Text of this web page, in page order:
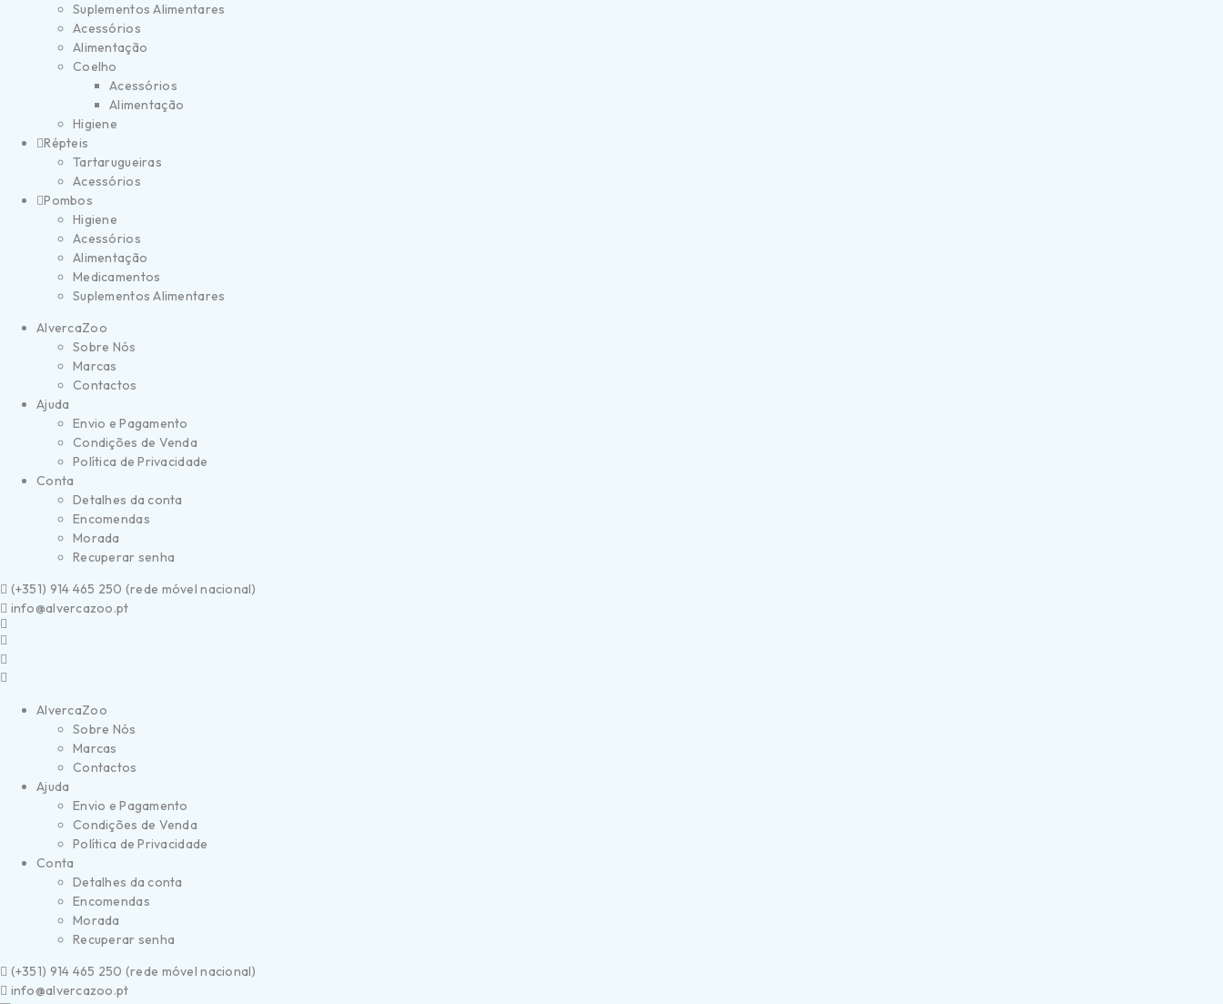
Suplementos Alimentares
Acessórios
Alimentação
Coelho
Acessórios
Alimentação
Higiene
Répteis
Tartarugueiras
Acessórios
Pombos
Higiene
Acessórios
Alimentação
Medicamentos
Suplementos Alimentares
AlvercaZoo
Sobre Nós
Marcas
Contactos
Ajuda
Envio e Pagamento
Condições de Venda
Política de Privacidade
Conta
Detalhes da conta
Encomendas
Morada
Recuperar senha
(+351) 914 465 250 (rede móvel nacional)
info@alvercazoo.pt
AlvercaZoo
Sobre Nós
Marcas
Contactos
Ajuda
Envio e Pagamento
Condições de Venda
Política de Privacidade
Conta
Detalhes da conta
Encomendas
Morada
Recuperar senha
(+351) 914 465 250 (rede móvel nacional)
info@alvercazoo.pt